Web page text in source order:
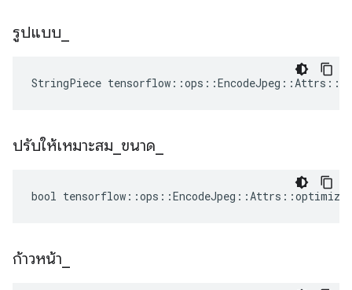
รูปแบบ
StringPiece
ปรับให้เหมาะสม ขนาด
bool
ก้าวหน้า